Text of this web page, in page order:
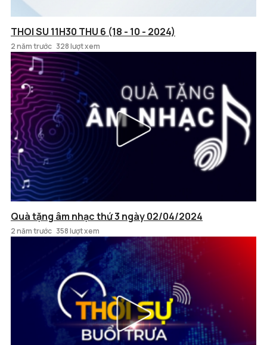
THOI SU 11H30 THU 6 (18 - 10 - 2024)
2 năm trước 328 lượt xem
Quà tặng âm nhạc thứ 3 ngày 02/04/2024
2 năm trước 358 lượt xem